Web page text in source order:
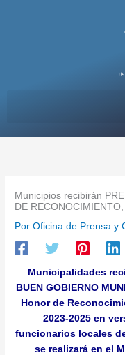
Municipios recibirán
DE
PorOficina de Prensa y
Municipalidades
BUEN GOBIERNO
Honor de
2023-2025 en
funcionarios locales
se realizará en el